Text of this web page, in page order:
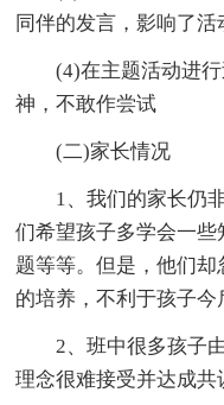
同伴的发言，影响了活
(4)在主题活动进行
神，不敢作尝试
(二)家长情况
1、我们的家长仍非
们希望孩子多学会一
题等等。但是，他们
的培养，不利于孩子今
2、班中很多孩子由
理念很难接受并达成共